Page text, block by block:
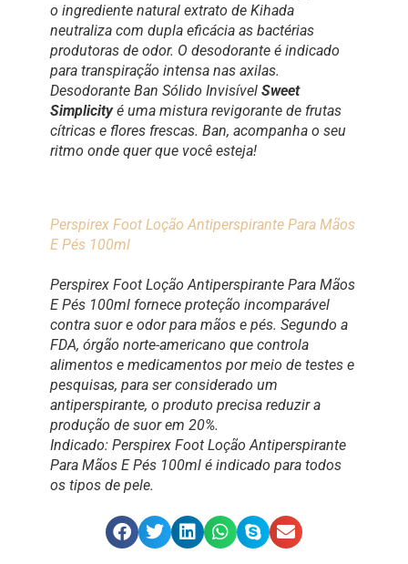
o ingrediente natural extrato de Kihada
neutraliza com dupla eficácia as bactérias
produtoras de odor. O desodorante é indicado
para transpiração intensa nas axilas.
Desodorante Ban Sólido Invisível Sweet
Simplicityé uma mistura revigorante de frutas
cítricas e flores frescas. Ban, acompanha o seu
ritmo onde quer que você esteja!
Perspirex Foot Loção Antiperspirante Para Mãos
E Pés 100ml
Perspirex Foot Loção Antiperspirante Para Mãos
E Pés 100ml fornece proteção incomparável
contra suor e odor para mãos e pés. Segundo a
FDA, órgão norte-americano que controla
alimentos e medicamentos por meio de testes e
pesquisas, para ser considerado um
antiperspirante, o produto precisa reduzir a
produção de suor em 20%.
Indicado: Perspirex Foot Loção Antiperspirante
Para Mãos E Pés 100ml é indicado para todos
os tipos de pele.